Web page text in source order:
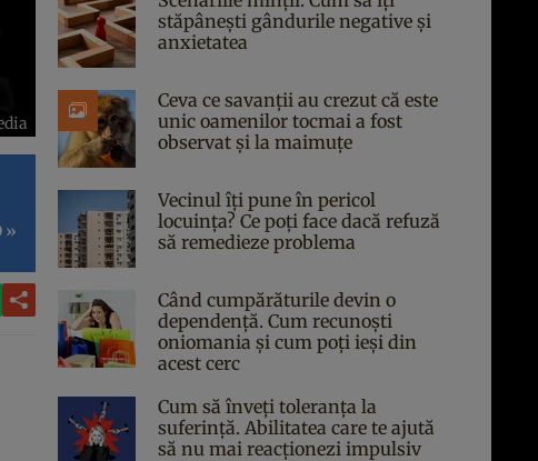
»
stăpânești gândurile negative și
anxietatea
Ceva ce savanții au crezut că este
unic oamenilor tocmai a fost
observat și la maimuțe
Vecinul îți pune în pericol
locuința? Ce poți face dacă refuză
să remedieze problema
Când cumpărăturile devin o
dependență. Cum recunoști
oniomania și cum poți ieși din
acest cerc
Cum să înveți toleranța la
suferință. Abilitatea care te ajută
să nu mai reacționezi impulsiv